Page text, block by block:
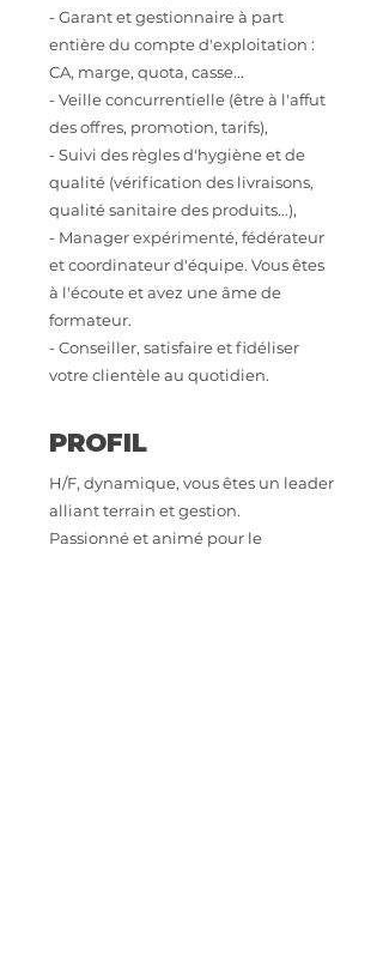
- Garant et gestionnaire à part
entière du compte d'exploitation :
CA, marge, quota, casse...
- Veille concurrentielle (être à l'affut
des offres, promotion, tarifs),
- Suivi des règles d'hygiène et de
qualité (vérification des livraisons,
qualité sanitaire des produits...),
- Manager expérimenté, fédérateur
et coordinateur d'équipe. Vous êtes
à l'écoute et avez une âme de
formateur.
- Conseiller, satisfaire et fidéliser
votre clientèle au quotidien.
PROFIL
H/F, dynamique, vous êtes un leader
alliant terrain et gestion.
Passionné et animé pour le